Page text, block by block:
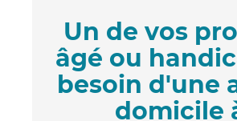
Un de vos
âgé ou
besoin d'une
domicile